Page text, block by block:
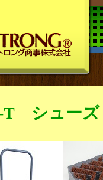
T シューズ